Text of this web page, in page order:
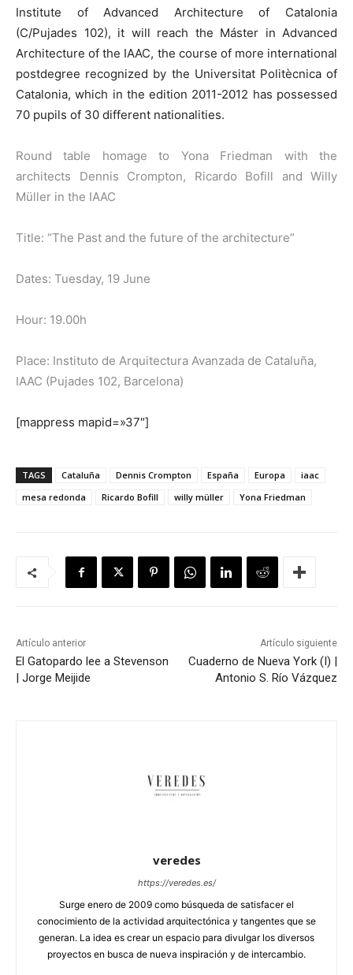
Institute of Advanced Architecture of Catalonia
(C/Pujades 102), it will reach the Máster in Advanced
Architecture of the IAAC, the course of more international
postdegree recognized by the Universitat Politècnica of
Catalonia, which in the edition 2011-2012 has possessed
70 pupils of 30 different nationalities.
Round table homage to Yona Friedman with the
architects Dennis Crompton, Ricardo Bofill and Willy
Müller in the IAAC
Title: “The Past and the future of the architecture”
Dates: Tuesday, 19 June
Hour: 19.00h
Place: Instituto de Arquitectura Avanzada de Cataluña,
IAAC (Pujades 102, Barcelona)
[mappress mapid=»37″]
TAGS Cataluña Dennis Crompton España Europa
iaac
mesa redonda
Ricardo Bofill willy müller Yona Friedman
Artículo anterior
El Gatopardo lee a Stevenson
| Jorge Meijide
Artículo siguiente
Cuaderno de Nueva York (I) |
Antonio S. Río Vázquez
veredes
https://veredes.es/
Surge enero de 2009 como búsqueda de satisfacer el
conocimiento de la actividad arquitectónica y tangentes que se
generan. La idea es crear un espacio para divulgar los diversos
proyectos en busca de nueva inspiración y de intercambio.